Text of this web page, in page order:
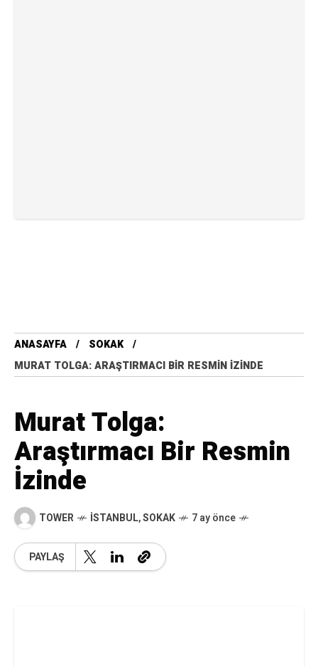
ANASAYFA
SOKAK
MURAT TOLGA: ARAŞTIRMACI BIR RESMIN İZINDE
Murat Tolga:
Araştırmacı Bir Resmin
İzinde
TOWER İSTANBUL,SOKAK 7 ay önce
PAYLAŞ